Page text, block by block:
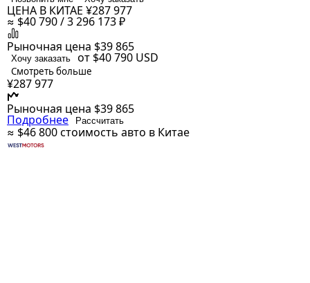
ЦЕНА В КИТАЕ ¥287 977
≈ $40 790 / 3 296 173 ₽
Рыночная цена $39 865
Хочу заказать от $40 790 USD
Смотреть больше
¥287 977
Рыночная цена $39 865
Подробнее Рассчитать
≈ $46 800стоимость авто в Китае